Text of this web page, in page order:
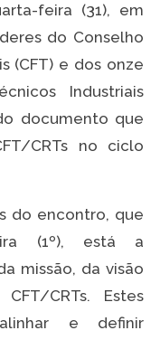
feira (31), em
do Conselho
(CFT) e dos onze
Industriais
documento que
CRTs no ciclo
do encontro, que
(1º), está a
missão, da visão
CRTs. Estes
e definir